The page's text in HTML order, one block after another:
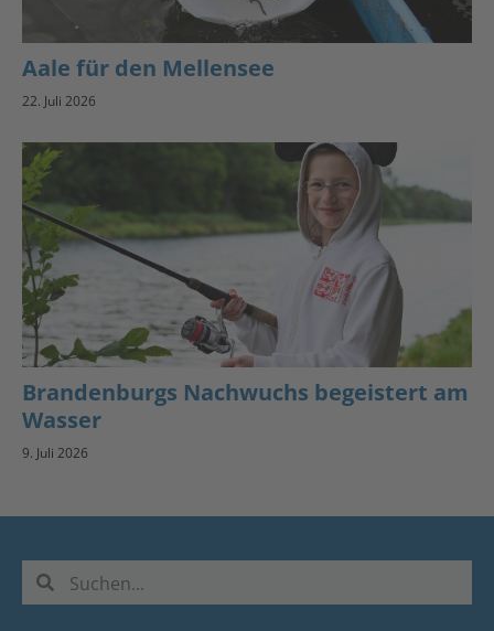
Aale für den Mellensee
22. Juli 2026
Brandenburgs Nachwuchs begeistert am
Wasser
9. Juli 2026